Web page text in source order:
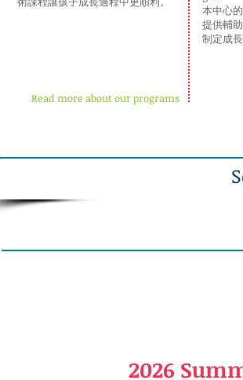
Read more about our programs
本中心
提供輔
制定成
2026